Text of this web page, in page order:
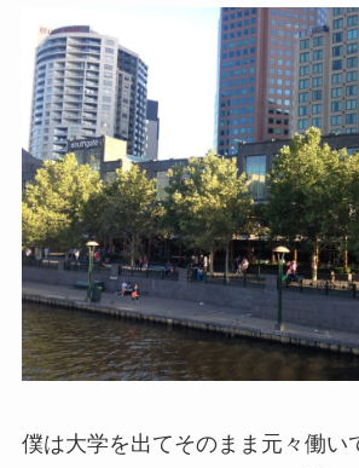
僕は大学を出てそのまま元々働い